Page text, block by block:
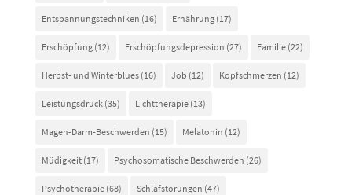
Entspannungstechniken (16) Ernährung(17)
Erschöpfung(12) Erschöpfungsdepression (27) Familie(22)
Herbst- und Winterblues(16) Job (12) Kopfschmerzen (12)
Leistungsdruck(35) Lichttherapie(13)
Magen-Darm-Beschwerden (15) Melatonin (12)
Müdigkeit(17) Psychosomatische Beschwerden (26)
Psychotherapie(68) Schlafstörungen (47)